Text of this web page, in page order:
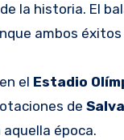
la historia. El
ambos éxitos
el Estadio
de
época.